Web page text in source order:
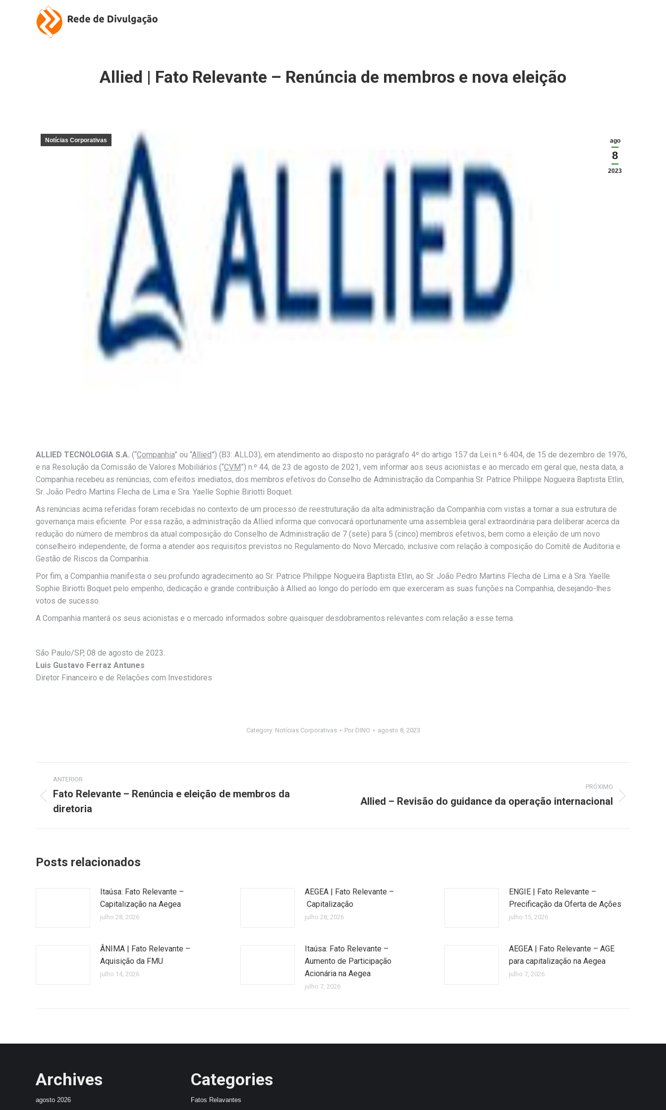
Allied | Fato Relevante – Renúncia de membros e nova eleição
ago
8
2023
Notícias Corporativas
ALLIED TECNOLOGIA S.A. (“Companhia” ou “Allied”) (B3: ALLD3), em atendimento ao disposto no parágrafo 4º do artigo 157 da Lei n.º 6.404, de 15 de dezembro de 1976,
e na Resolução da Comissão de Valores Mobiliários (“CVM”) n.º 44, de 23 de agosto de 2021, vem informar aos seus acionistas e ao mercado em geral que, nesta data, a
Companhia recebeu as renúncias, com efeitos imediatos, dos membros efetivos do Conselho de Administração da Companhia Sr. Patrice Philippe Nogueira Baptista Etlin,
Sr. João Pedro Martins Flecha de Lima e Sra. Yaelle Sophie Biriotti Boquet.
As renúncias acima referidas foram recebidas no contexto de um processo de reestruturação da alta administração da Companhia com vistas a tornar a sua estrutura de
governança mais eficiente. Por essa razão, a administração da Allied informa que convocará oportunamente uma assembleia geral extraordinária para deliberar acerca da
redução do número de membros da atual composição do Conselho de Administração de 7 (sete) para 5 (cinco) membros efetivos, bem como a eleição de um novo
conselheiro independente, de forma a atender aos requisitos previstos no Regulamento do Novo Mercado, inclusive com relação à composição do Comitê de Auditoria e
Gestão de Riscos da Companhia.
Por fim, a Companhia manifesta o seu profundo agradecimento ao Sr. Patrice Philippe Nogueira Baptista Etlin, ao Sr. João Pedro Martins Flecha de Lima e à Sra. Yaelle
Sophie Biriotti Boquet pelo empenho, dedicação e grande contribuição à Allied ao longo do período em que exerceram as suas funções na Companhia, desejando-lhes
votos de sucesso.
A Companhia manterá os seus acionistas e o mercado informados sobre quaisquer desdobramentos relevantes com relação a esse tema.
São Paulo/SP, 08 de agosto de 2023.
Luis Gustavo Ferraz Antunes
Diretor Financeiro e de Relações com Investidores
Category: Notícias Corporativas Por DINO agosto 8, 2023
Navegação
de
post:
ANTERIOR
anterior:
Fato Relevante – Renúncia e eleição de membros da
diretoria
PRÓXIMO
Próximo
Allied – Revisão do guidance da operação internacional
Posts relacionados
Itaúsa: Fato Relevante –
Capitalização na Aegea
julho 28, 2026
AEGEA | Fato Relevante –
Capitalização
julho 28, 2026
ENGIE | Fato Relevante –
Precificação da Oferta de Ações
julho 15, 2026
ÂNIMA | Fato Relevante –
Aquisição da FMU
julho 14, 2026
Itaúsa: Fato Relevante –
Aumento de Participação
Acionária na Aegea
julho 7, 2026
AEGEA | Fato Relevante – AGE
para capitalização na Aegea
julho 7, 2026
Archives
agosto 2026
Categories
Fatos Relavantes